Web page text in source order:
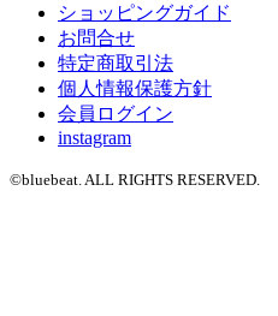
ショッピングガイド
お問合せ
特定商取引法
個人情報保護方針
会員ログイン
instagram
©bluebeat. ALL RIGHTS RESERVED.